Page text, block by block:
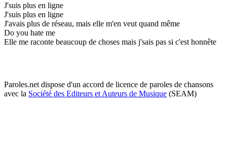
J'suis plus en ligne
J'suis plus en ligne
J'avais plus de réseau, mais elle m'en veut quand même
Do you hate me
Elle me raconte beaucoup de choses mais j'sais pas si c'est honnête
Paroles.net dispose d'un accord de licence de paroles de chansons
avec la Société des Editeurs et Auteurs de Musique (SEAM)